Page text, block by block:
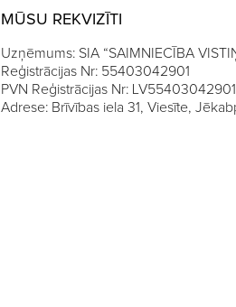
MŪSU REKVIZĪTI
Uzņēmums: SIA “SAIMNIECĪBA
Reģistrācijas Nr: 55403042901
PVN Reģistrācijas Nr: LV55403042901
Adrese: Brīvības iela 31, Viesīte,